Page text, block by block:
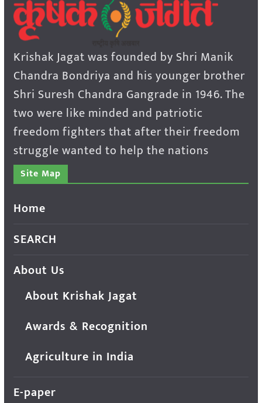
Krishak Jagat was founded by Shri Manik
Chandra Bondriya and his younger brother
Shri Suresh Chandra Gangrade in 1946. The
two were like minded and patriotic
freedom fighters that after their freedom
struggle wanted to help the nations
Site Map
Home
SEARCH
About Us
About Krishak Jagat
Awards & Recognition
Agriculture in India
E-paper